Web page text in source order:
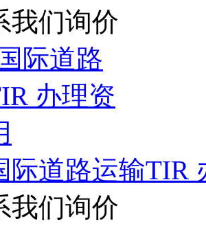
我们询价
际道路运输TIR
我们询价